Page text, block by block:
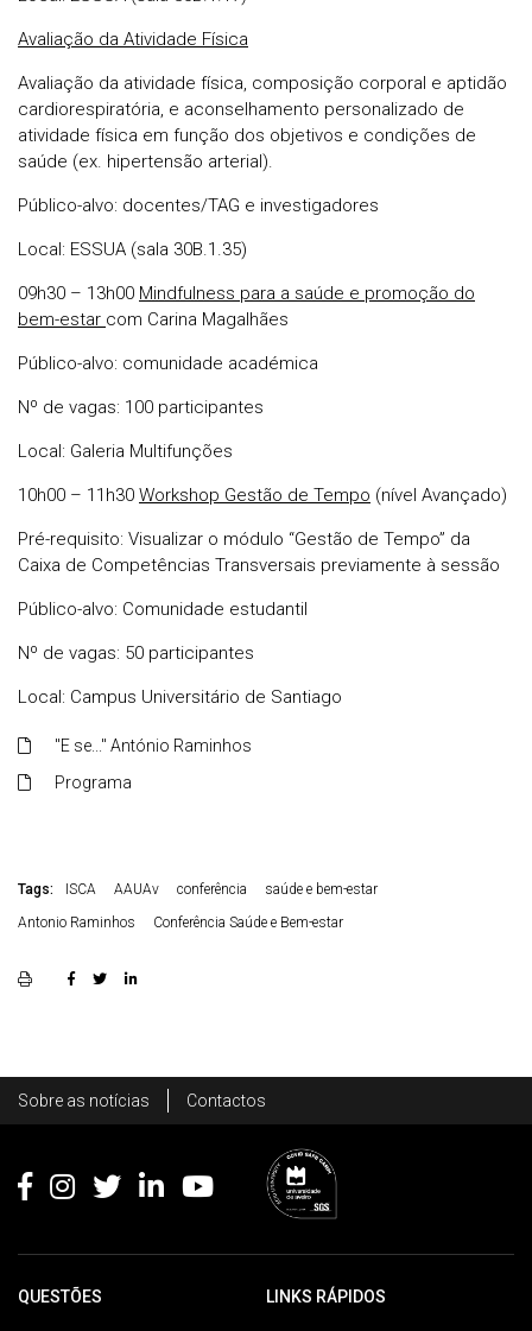
Avaliação da Atividade Física
Avaliação da atividade física, composição corporal e aptidão
cardiorespiratória, e aconselhamento personalizado de
atividade física em função dos objetivos e condições de
saúde (ex. hipertensão arterial).
Público-alvo: docentes/TAG e investigadores
Local: ESSUA (sala 30B.1.35)
09h30 – 13h00 Mindfulness para a saúde e promoção do
bem-estar com Carina Magalhães
Público-alvo: comunidade académica
Nº de vagas: 100 participantes
Local: Galeria Multifunções
10h00 – 11h30 Workshop Gestão de Tempo (nível Avançado)
Pré-requisito: Visualizar o módulo “Gestão de Tempo” da
Caixa de Competências Transversais previamente à sessão
Público-alvo: Comunidade estudantil
Nº de vagas: 50 participantes
Local: Campus Universitário de Santiago
"E se..." António Raminhos
Programa
Tags: ISCA AAUAv conferência
saúde e bem-estar
Antonio Raminhos
Conferência Saúde e Bem-estar
Footer
Sobre as notícias Contactos
QUESTÕES LINKS RÁPIDOS